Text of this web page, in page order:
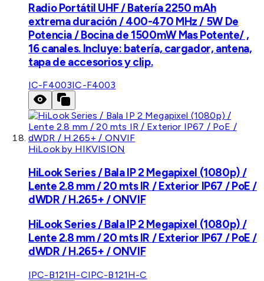
Radio Portátil UHF / Batería 2250 mAh
extrema duración / 400-470 MHz / 5W De
Potencia / Bocina de 1500mW Mas Potente/ ,
16 canales. Incluye: batería, cargador, antena,
tapa de accesorios y clip.
IC-F4003IC-F4003
HiLook by HIKVISION
HiLook Series / Bala IP 2 Megapixel (1080p) /
Lente 2.8 mm / 20 mts IR / Exterior IP67 / PoE /
dWDR / H.265+ / ONVIF
HiLook Series / Bala IP 2 Megapixel (1080p) /
Lente 2.8 mm / 20 mts IR / Exterior IP67 / PoE /
dWDR / H.265+ / ONVIF
IPC-B121H-CIPC-B121H-C